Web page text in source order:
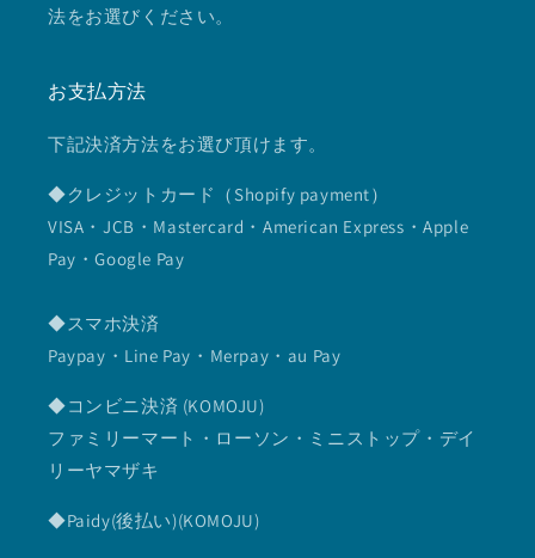
法をお選びください。
お支払方法
下記決済方法をお選び頂けます。
◆クレジットカード（Shopify payment）
VISA・JCB・Mastercard・American Express・Apple
Pay・Google Pay
◆スマホ決済
Paypay・Line Pay・Merpay・au Pay
◆コンビニ決済 (KOMOJU)
ファミリーマート・ローソン・ミニストップ・デイ
リーヤマザキ
◆Paidy(後払い)(KOMOJU)